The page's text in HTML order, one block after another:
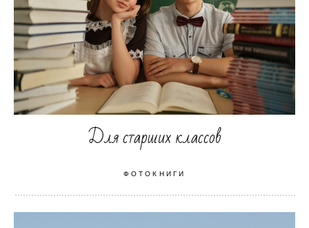
Для старших классов
ФОТОКНИГИ